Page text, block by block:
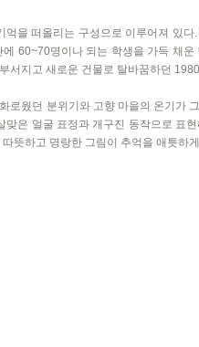
을 떠올리는 구성으로 이루어져 있다
60~70명이나 되는 학생을 가득 채운
서지고 새로운 건물로 탈바꿈하던
로웠던 분위기와 고향 마을의 온기가
은 얼굴 표정과 개구진 동작으로 표현
뜻하고 명랑한 그림이 추억을 애틋하